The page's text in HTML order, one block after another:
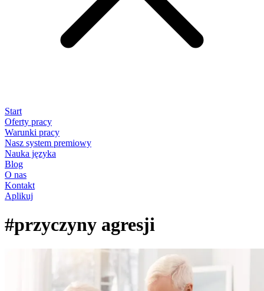
Start
Oferty pracy
Warunki pracy
Nasz system premiowy
Nauka języka
Blog
O nas
Kontakt
Aplikuj
#przyczyny agresji